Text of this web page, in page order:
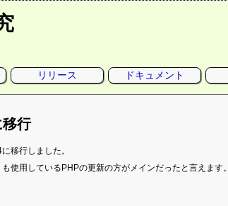
リリース ドキュメント
行
移行しました。
使用しているPHPの更新の方がメインだったと言えます。